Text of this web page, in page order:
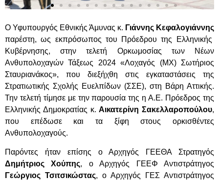
Ο Υφυπουργός Εθνικής Άμυνας κ. Γιάννης Κεφαλογιάννης
παρέστη, ως εκπρόσωπος του Πρόεδρου της Ελληνικής
Κυβέρνησης,
στην τελετή Ορκωμοσίας των Νέων
Ανθυπολοχαγών Τάξεως 2024 «Λοχαγός (ΜΧ) Σωτήριος
Σταυριανάκος», που διεξήχθη στις εγκαταστάσεις της
Στρατιωτικής Σχολής Ευελπίδων (ΣΣΕ), στη Βάρη Αττικής.
Την τελετή τίμησε με την παρουσία της η Α.Ε. Πρόεδρος της
Ελληνικής Δημοκρατίας κ.Αικατερίνη Σακελλαροπούλου,
που επέδωσε και τα ξίφη στους ορκισθέντες
Ανθυπολοχαγούς.
Παρόντες ήταν επίσης ο Αρχηγός ΓΕΕΘΑ Στρατηγός
Δημήτριος Χούπης, ο Αρχηγός ΓΕΕΦ Αντιστράτηγος
Γεώργιος Τσιτσικώστας, ο Αρχηγός ΓΕΣ Αντιστράτηγος